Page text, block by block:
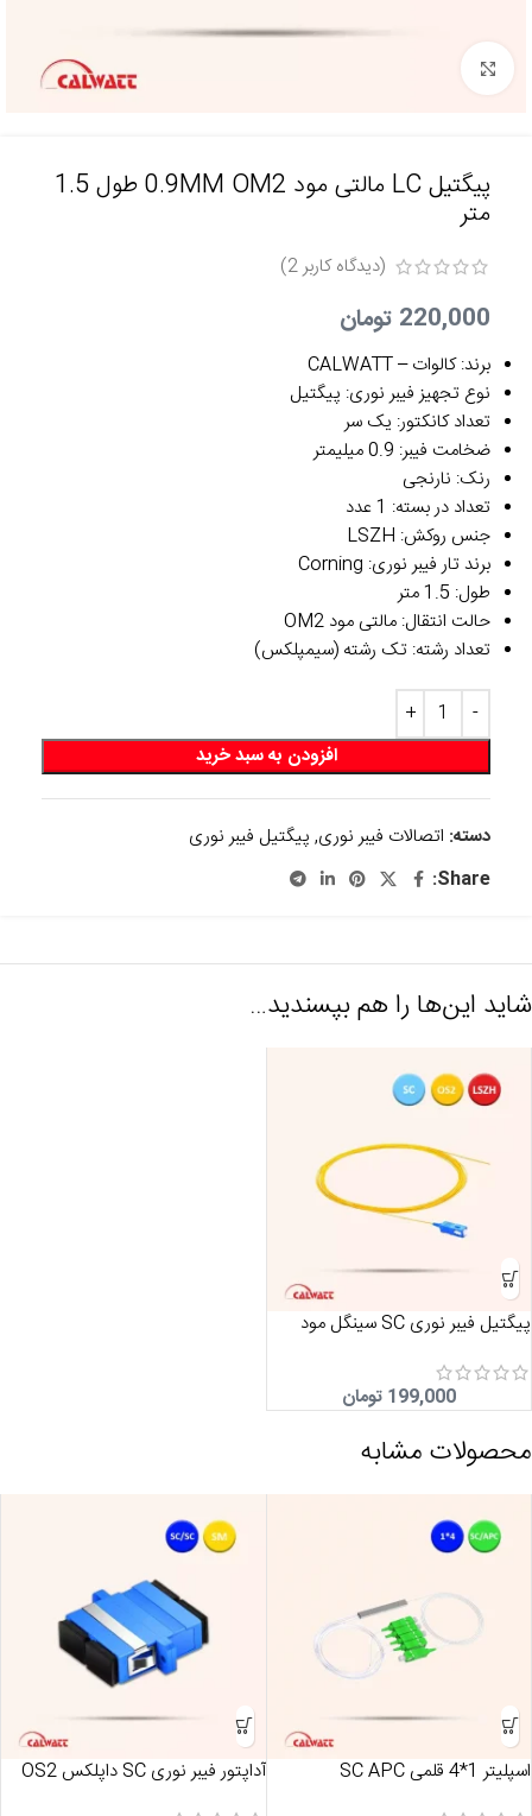
برای بزرگنمایی کلیک کنید
پیگتیل LC مالتی مود 0.9MM OM2 طول 1.5
متر
(دیدگاه کاربر2
)
220,000 تومان
برند: کالوات – CALWATT
نوع تجهیز فیبر نوری: پیگتیل
تعداد کانکتور: یک سر
ضخامت فیبر: 0.9 میلیمتر
رنک: نارنجی
تعداد در بسته: 1 عدد
جنس روکش: LSZH
برند تار فیبر نوری: Corning
طول: 1.5 متر
حالت انتقال: مالتی مود OM2
تعداد رشته: تک رشته (سیمپلکس)
افزودن به سبد خرید
دسته: اتصالات فیبر نوری, پیگتیل فیبر نوری
Share:
شاید این‌ها را هم بپسندید…
پیگتیل فیبر نوری SC سینگل مود
199,000 تومان
محصولات مشابه
اسپلیتر 1*4 قلمی SC APC آداپتور فیبر نوری SC داپلکس OS2